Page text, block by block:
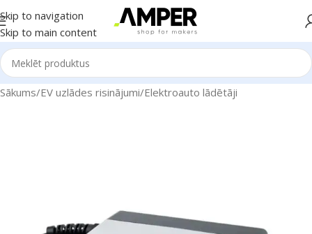
Skip to navigation
Skip to main content
Sākums/EV uzlādes risinājumi/Elektroauto lādētāji